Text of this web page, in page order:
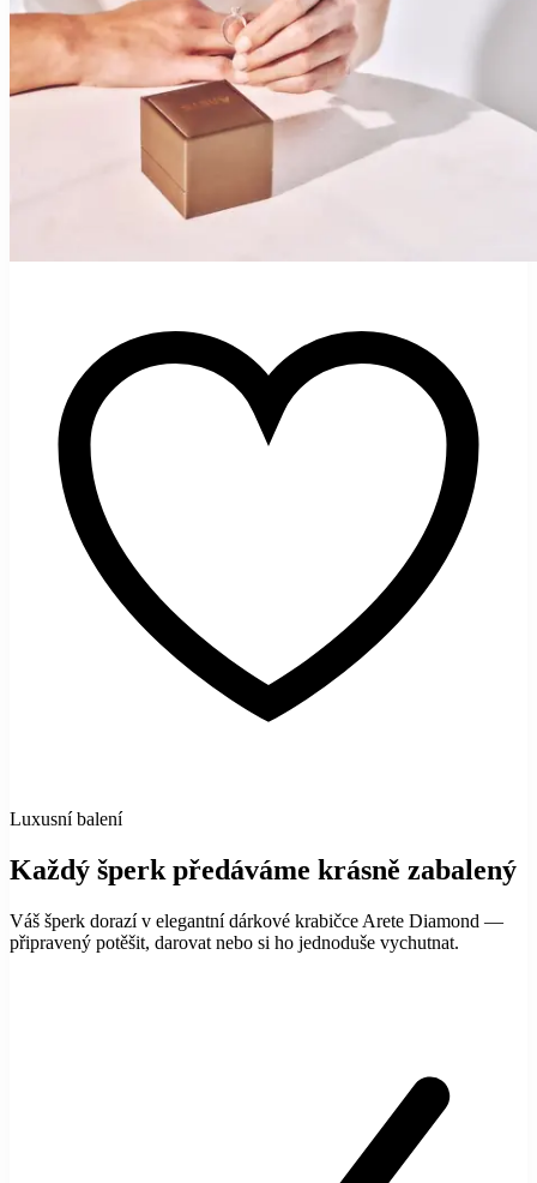
Luxusní balení
Každý šperk předáváme krásně zabalený
Váš šperk dorazí v elegantní dárkové krabičce Arete Diamond —
připravený potěšit, darovat nebo si ho jednoduše vychutnat.